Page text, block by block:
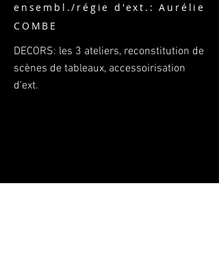
ensembl./régie d'ext.: Aurélie
COMBE
DECORS: les 3 ateliers, reconstitution de
scènes de tableaux, accessoirisation
d'ext.